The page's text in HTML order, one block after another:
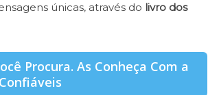
únicas, através do livro dos
Procura. As Conheça Com a